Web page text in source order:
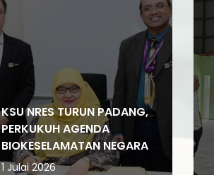
KSU NRES TURUN PADANG,
PERKUKUH AGENDA
BIOKESELAMATAN NEGARA
1 Julai 2026